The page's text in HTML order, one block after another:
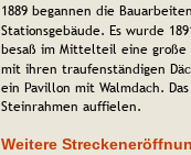
1889 begannen die
Stationsgebäude. Es wurde
besaß im Mittelteil eine große
mit ihren traufenständigen
ein Pavillon mit Walmdach.
Steinrahmen auffielen.
Weitere